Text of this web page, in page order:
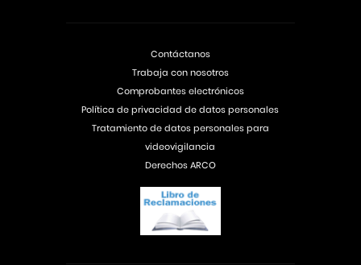
Contáctanos
Trabaja con nosotros
Comprobantes electrónicos
Política de privacidad de datos personales
Tratamiento de datos personales para
videovigilancia
Derechos ARCO